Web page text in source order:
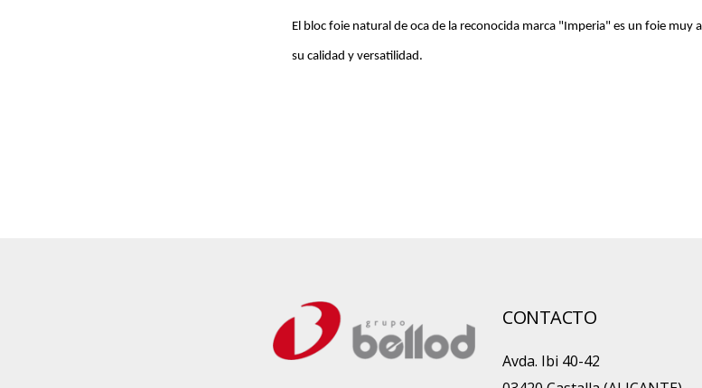
El bloc foie natural de oca de la reconocida marca "Imperia" es un foie muy
su calidad y versatilidad.
CONTACTO
Avda. Ibi 40-42